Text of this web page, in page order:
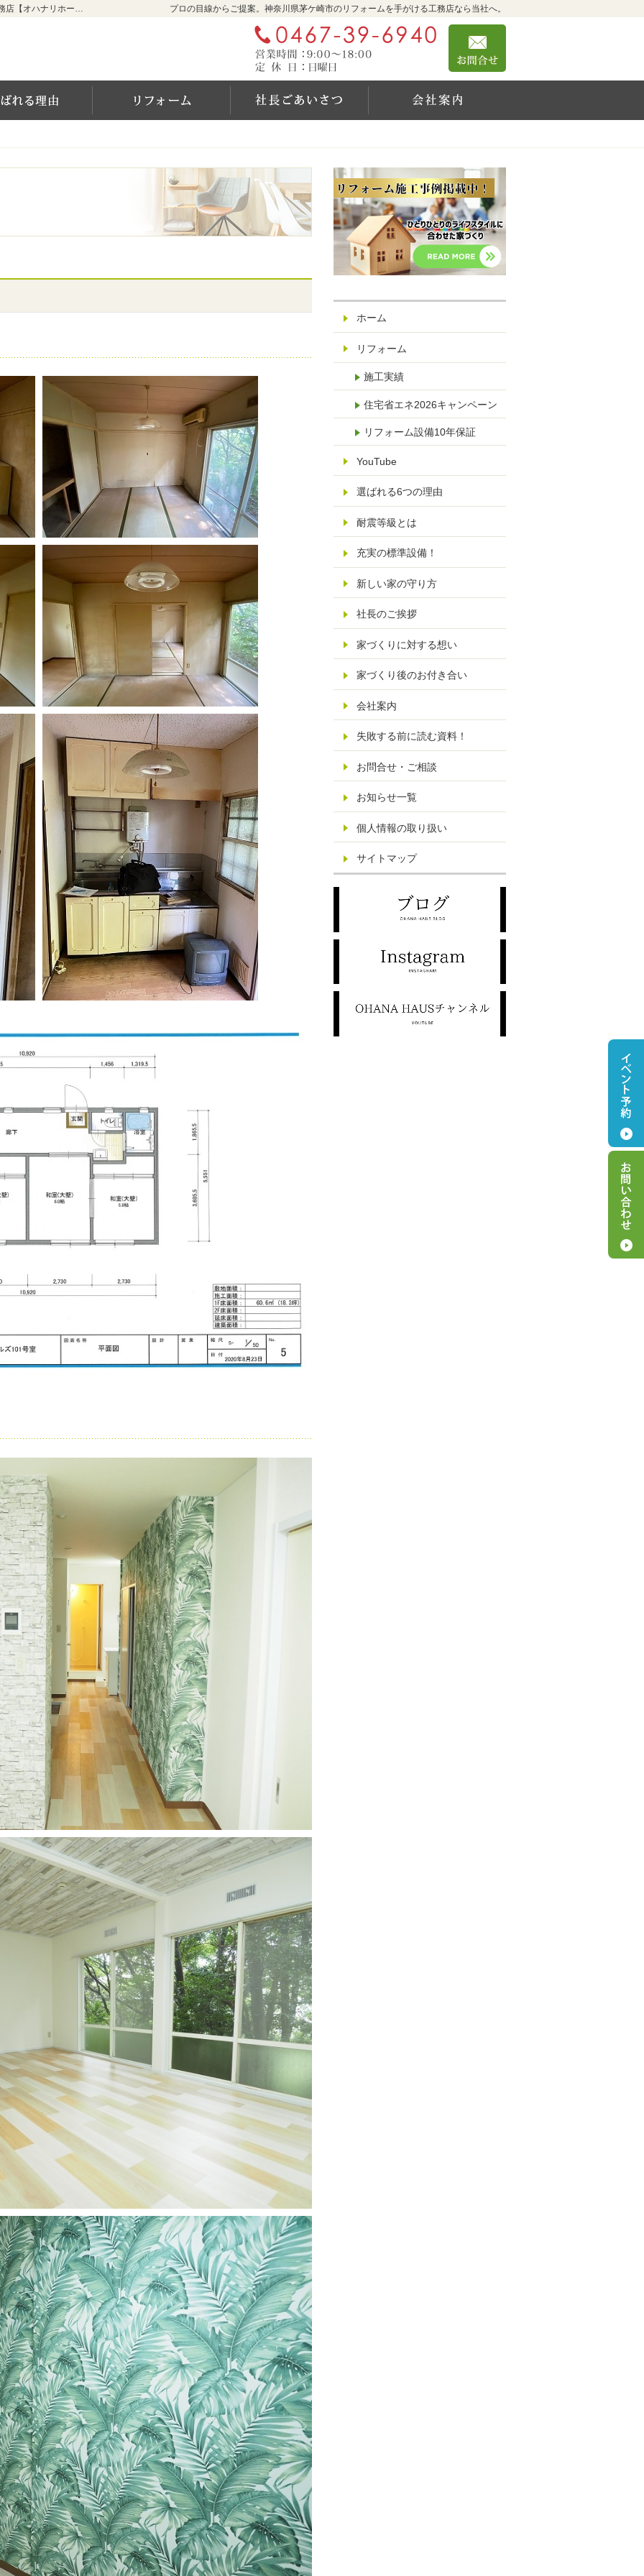
プロの目線からご提案。神奈川県茅ケ崎市のリフォームを手がける工務店なら当社へ。
リフォームをお考えなら神奈川県茅ケ崎市の工務店【オハナリホーム】へ！
ホーム
リフォーム
施工実績
住宅省エネ2026キャンペーン
リフォーム設備10年保証
YouTube
選ばれる6つの理由
耐震等級とは
充実の標準設備！
新しい家の守り方
社長のご挨拶
家づくりに対する想い
家づくり後のお付き合い
会社案内
失敗する前に読む資料！
お問合せ・ご相談
お知らせ一覧
個人情報の取り扱い
サイトマップ
0467-39-6940
営業時間9:00～18:00 定休日：日曜日